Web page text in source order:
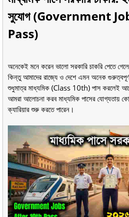
সুযোগ (Government
Pass)
অনেকেই মনে করেন ভালো সরকারি চাকরি পেতে
কিন্তু আমাদের রাজ্যে ও দেশে এমন অনেক গুরুত্বপূর্ণ
শুধুমাত্র মাধ্যমিক (Class 10th) পাস করলেই
আমরা আলোচনা করব মাধ্যমিক পাসের যোগ্যতায়
ক্যারিয়ার শুরু করতে পারেন।